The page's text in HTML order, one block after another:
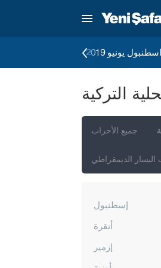
يونيو 2019
التركية
جميع الأحزاب
الديمقراطي
إسطنبول
أنقرة
إزمير